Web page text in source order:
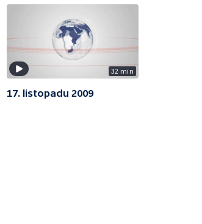
32 min
17. listopadu 2009